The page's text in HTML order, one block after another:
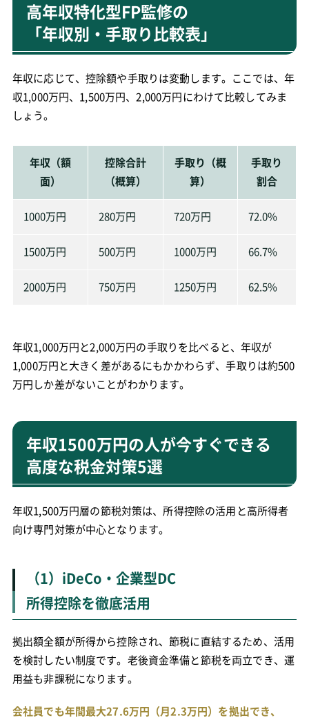
高年収特化型FP監修の
「年収別・手取り比較表」
年収に応じて、控除額や手取りは変動します。ここでは、年
収1,000万円、1,500万円、2,000万円にわけて比較してみま
しょう。
年収（額
面）
控除合計
（概算）
手取り（概
算）
手取り
割合
1000万円 280万円 720万円 72.0%
1500万円 500万円 1000万円 66.7%
2000万円 750万円 1250万円 62.5%
年収1,000万円と2,000万円の手取りを比べると、年収が
1,000万円と大きく差があるにもかかわらず、手取りは約500
万円しか差がないことがわかります。
年収1500万円の人が今すぐできる
高度な税金対策5選
年収1,500万円層の節税対策は、所得控除の活用と高所得者
向け専門対策が中心となります。
（1）iDeCo・企業型DC
所得控除を徹底活用
拠出額全額が所得から控除され、節税に直結するため、活用
を検討したい制度です。老後資金準備と節税を両立でき、運
用益も非課税になります。
会社員でも年間最大27.6万円（月2.3万円）を拠出でき、